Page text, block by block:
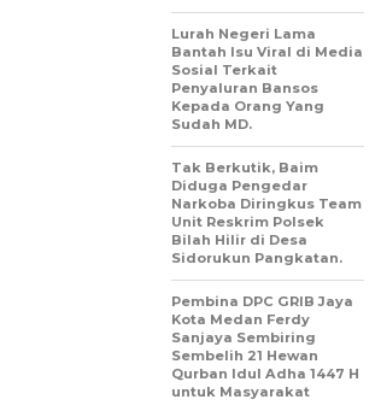
Lurah Negeri Lama
Bantah Isu Viral di Media
Sosial Terkait
Penyaluran Bansos
Kepada Orang Yang
Sudah MD.
Tak Berkutik, Baim
Diduga Pengedar
Narkoba Diringkus Team
Unit Reskrim Polsek
Bilah Hilir di Desa
Sidorukun Pangkatan.
Pembina DPC GRIB Jaya
Kota Medan Ferdy
Sanjaya Sembiring
Sembelih 21 Hewan
Qurban Idul Adha 1447 H
untuk Masyarakat